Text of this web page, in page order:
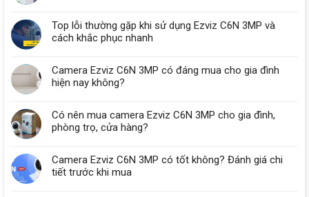
Top lỗi thường gặp khi sử dụng Ezviz C6N 3MP và
cách khắc phục nhanh
Camera Ezviz C6N 3MP có đáng mua cho gia đình
hiện nay không?
Có nên mua camera Ezviz C6N 3MP cho gia đình,
phòng trọ, cửa hàng?
Camera Ezviz C6N 3MP có tốt không? Đánh giá chi
tiết trước khi mua